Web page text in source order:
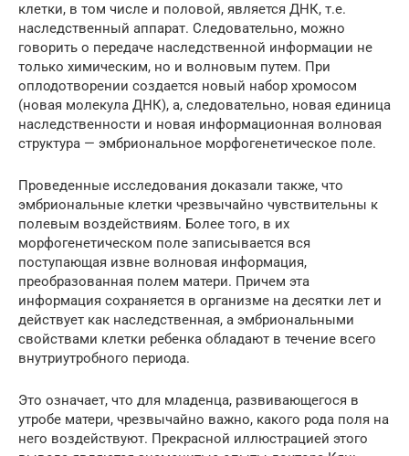
клетки, в том числе и половой, является ДНК, т.е.
наследственный аппарат. Следовательно, можно
говорить о передаче наследственной информации не
только химическим, но и волновым путем. При
оплодотворении создается новый набор хромосом
(новая молекула ДНК), а, следовательно, новая единица
наследственности и новая информационная волновая
структура — эмбриональное морфогенетическое поле.
Проведенные исследования доказали также, что
эмбриональные клетки чрезвычайно чувствительны к
полевым воздействиям. Более того, в их
морфогенетическом поле записывается вся
поступающая извне волновая информация,
преобразованная полем матери. Причем эта
информация сохраняется в организме на десятки лет и
действует как наследственная, а эмбриональными
свойствами клетки ребенка обладают в течение всего
внутриутробного периода.
Это означает, что для младенца, развивающегося в
утробе матери, чрезвычайно важно, какого рода поля на
него воздействуют. Прекрасной иллюстрацией этого